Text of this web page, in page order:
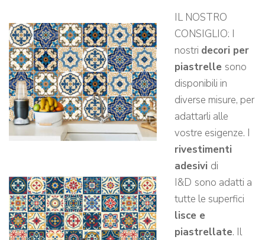
IL NOSTRO
CONSIGLIO: I
nostri decori per
piastrelle sono
disponibili in
diverse misure, per
adattarli alle
vostre esigenze. I
rivestimenti
adesivi di
I&D sono adatti a
tutte le superfici
lisce e
piastrellate. Il